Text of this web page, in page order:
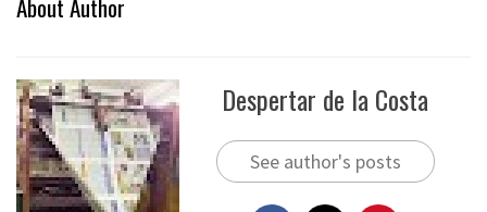
Despertar de la Costa
See author's posts